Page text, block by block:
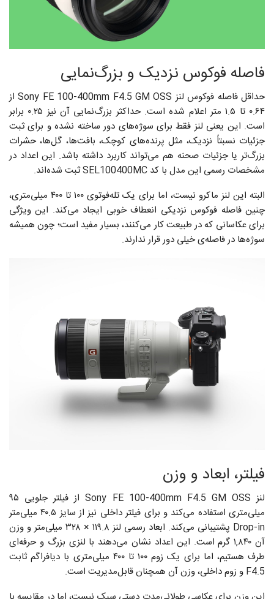
فاصله فوکوس نزدیک و بزرگ‌نمایی
حداقل فاصله‌ فوکوس لنز Sony FE 100-400mm F4.5 GM OSS از
۰.۶۴ تا ۱.۵ متر اعلام شده است. حداکثر بزرگ‌نمایی آن نیز ۰.۲۵ برابر
است. این یعنی لنز فقط برای سوژه‌های دور ساخته نشده و برای ثبت
جزئیات نسبتاً نزدیک، مثل پرنده‌های کوچک، بافت‌ها، گل‌ها، حشرات
بزرگ‌تر یا جزئیات صحنه هم می‌تواند کاربرد داشته باشد. این اعداد در
مشخصات رسمی این مدل با کد SEL100400MC ثبت شده‌اند.
البته این لنز ماکرو نیست، اما برای یک تله‌فوتوی ۱۰۰ تا ۴۰۰ میلی‌متری،
چنین فاصله فوکوس نزدیکی انعطاف خوبی ایجاد می‌کند. این ویژگی
برای عکاسانی که در طبیعت کار می‌کنند، بسیار مفید است؛ چون همیشه
سوژه‌ها در فاصله‌ی خیلی دور قرار ندارند.
فیلتر، ابعاد و وزن
لنز Sony FE 100-400mm F4.5 GM OSS از فیلتر جلویی ۹۵
میلی‌متری استفاده می‌کند و برای فیلتر داخلی نیز از سایز ۴۰.۵ میلی‌متر
Drop-in پشتیبانی می‌کند. ابعاد رسمی لنز ۱۱۹.۸ × ۳۲۸ میلی‌متر و وزن
آن ۱,۸۴۰ گرم است. این اعداد نشان می‌دهند با لنزی بزرگ و حرفه‌ای
طرف هستیم، اما برای یک زوم ۱۰۰ تا ۴۰۰ میلی‌متری با دیافراگم ثابت
F4.5 و زوم داخلی، وزن آن همچنان قابل‌مدیریت است.